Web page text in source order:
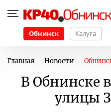
Обнинск Калуга
Главная Новости
В Обнинске
улицы